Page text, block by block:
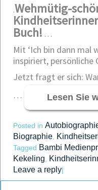
.Wehmütig-
Buch! …
Mit ‘Ich bin dann mal
inspiriert, persönliche
Jetzt fragt er sich:
…
Lesen Sie
Posted in
Biographie
Tagged Bambi
Kekeling
Leave a reply|